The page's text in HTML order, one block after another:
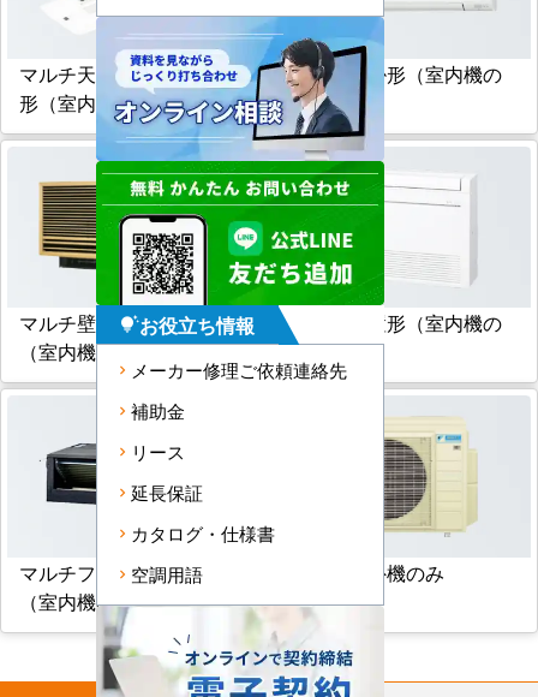
マルチ天井カセット小能力
形（室内機のみ）
マルチ壁掛形（室内機の
み）
マルチ壁埋込形
（室内機のみ）
マルチ床置形（室内機の
み）
マルチフリービルトイン形
（室内機のみ）
マルチ室外機のみ
tips_and_updatesお役立ち情報
メーカー修理ご依頼連絡先
補助金
リース
延長保証
カタログ・仕様書
空調用語